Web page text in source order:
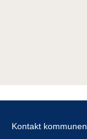
Kontakt kommunen